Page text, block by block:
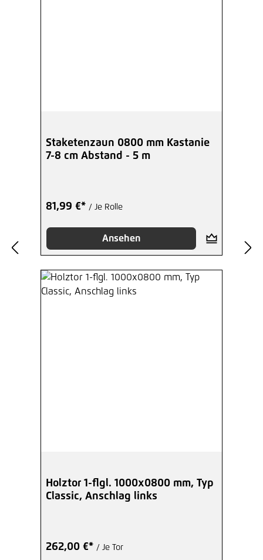
Staketenzaun 0800 mm Kastanie
7-8 cm Abstand - 5 m
81,99 €* / Je Rolle
Ansehen
Holztor 1-flgl. 1000x0800 mm, Typ
Classic, Anschlag links
262,00 €* / Je Tor